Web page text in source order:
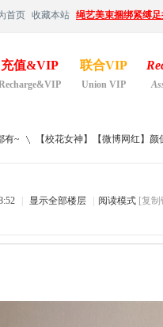
首页 收藏本站 绳艺美束捆绑紧缚
充值&VIP 联合VIP
Union VIP
有~
›
【校花女神】【微博网红】
显示全部楼层 阅读模式 [复